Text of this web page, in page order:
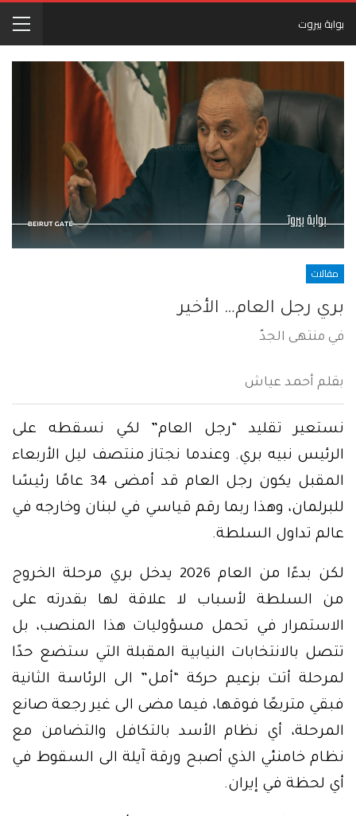
بوابة بيروت
مقالات
بري رجل العام… الأخير
في منتهى الجدّ
بقلم أحمد عياش
نستعير تقليد “رجل العام” لكي نسقطه على
الرئيس نبيه بري. وعندما نجتاز منتصف ليل الأربعاء
المقبل يكون رجل العام قد أمضى 34 عامًا رئيسًا
للبرلمان، وهذا ربما رقم قياسي في لبنان وخارجه في
عالم تداول السلطة.
لكن بدءًا من العام 2026 يدخل بري مرحلة الخروج
من السلطة لأسباب لا علاقة لها بقدرته على
الاستمرار في تحمل مسؤوليات هذا المنصب، بل
تتصل بالانتخابات النيابية المقبلة التي ستضع حدًا
لمرحلة أتت بزعيم حركة “أمل” الى الرئاسة الثانية
فبقي متربعًا فوقها، فيما مضى الى غير رجعة صانع
المرحلة، أي نظام الأسد بالتكافل والتضامن مع
نظام خامنئي الذي أصبح ورقة آيلة الى السقوط في
أي لحظة في إيران.